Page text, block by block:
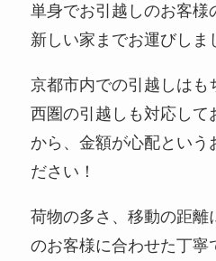
単身でお引越しのお客様
新しい家までお運びしま
京都市内での引越しはも
西圏の引越しも対応して
から、金額が心配という
ださい！
荷物の多さ、移動の距離
のお客様に合わせた丁寧